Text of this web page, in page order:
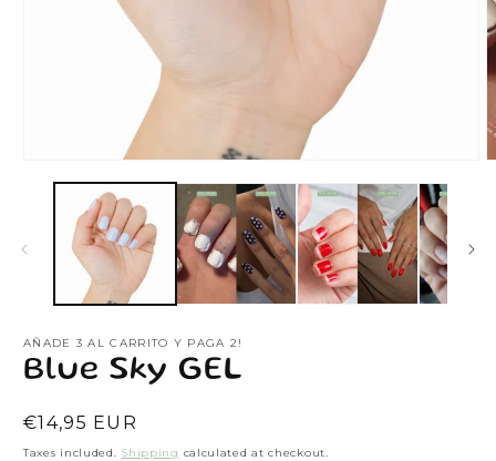
media
AÑADE 3 AL CARRITO Y PAGA 2!
Blue Sky GEL
Regular
price
€14,95 EUR
Taxes included. Shipping calculated at checkout.